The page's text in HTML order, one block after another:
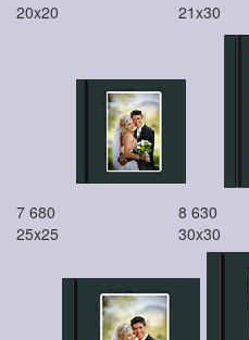
20x20
7 680
21x30
8 630
25x25
30x30